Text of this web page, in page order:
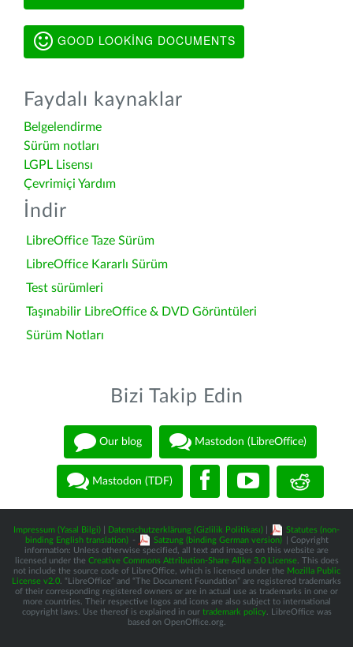
GOOD LOOKING DOCUMENTS
Faydalı kaynaklar
Belgelendirme
Sürüm notları
LGPL Lisensı
Çevrimiçi Yardım
İndir
LibreOffice Taze Sürüm
LibreOffice Kararlı Sürüm
Test sürümleri
Taşınabilir LibreOffice & DVD Görüntüleri
Sürüm Notları
Bizi Takip Edin
Our blog Mastodon (LibreOffice)
Mastodon (TDF)
Impressum (Yasal Bilgi) Datenschutzerklärung (Gizlilik Politikası)
Statutes (non-
binding English translation) - Satzung (binding German version)
| Copyright
information: Unless otherwise specified, all text and images on this website are
licensed under the Creative Commons Attribution-Share Alike 3.0 License. This does
not include the source code of LibreOffice, which is licensed under the Mozilla Public
License v2.0 . “LibreOffice” and “The Document Foundation” are registered trademarks
of their corresponding registered owners or are in actual use as trademarks in one or
more countries. Their respective logos and icons are also subject to international
copyright laws. Use thereof is explained in our trademark policy. LibreOffice was
based on OpenOffice.org.